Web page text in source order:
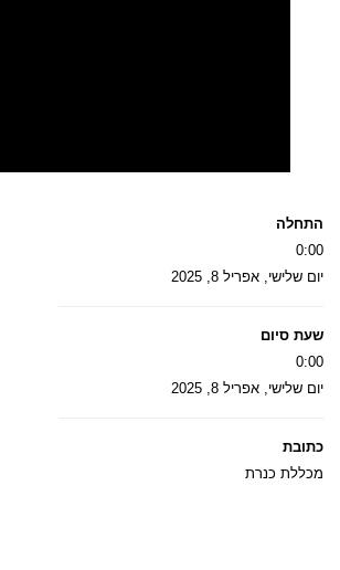
התחלה
0:00
יום שלישי, אפריל 8, 2025
שעת סיום
0:00
יום שלישי, אפריל 8, 2025
כתובת
מכללת כנרת